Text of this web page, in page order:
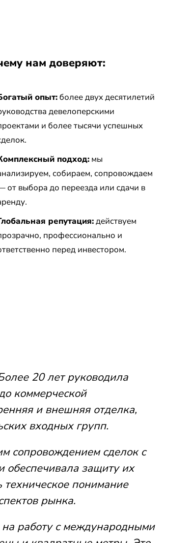
нам доверяют:
опыт:более двух десятилетий
девелоперскими
и более тысячи успешных
подход:мы
собираем, сопровождаем
от выбора до переезда или сдачи в
репутация:действуем
профессионально и
перед инвестором.
20 лет руководила
коммерческой
и внешняя отделка,
входных групп.
сопровождением сделок с
обеспечивала защиту их
техническое понимание
рынка.
работу с международными